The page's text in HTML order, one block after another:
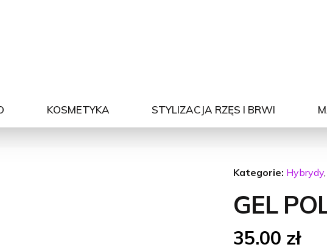
KOSMETYKA STYLIZACJA RZĘS I BRWI
Kategorie: Hybrydy
GEL
35.00 zł